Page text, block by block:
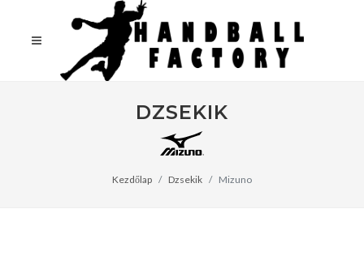
DZSEKIK
Kezdőlap Dzsekik Mizuno